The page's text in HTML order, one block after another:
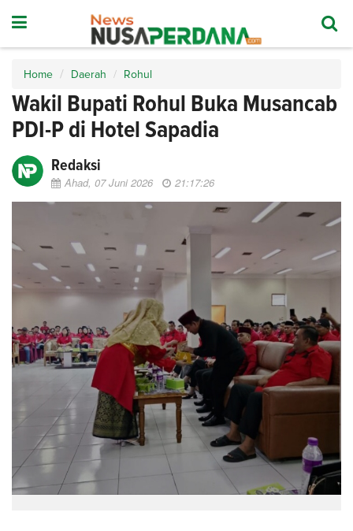
Home Daerah Rohul
Wakil Bupati Rohul Buka Musancab
PDI-P di Hotel Sapadia
Redaksi
Ahad, 07 Juni 2026 21:17:26